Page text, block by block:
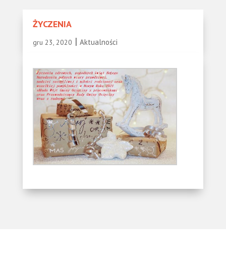
ŻYCZENIA
gru 23, 2020 | Aktualności